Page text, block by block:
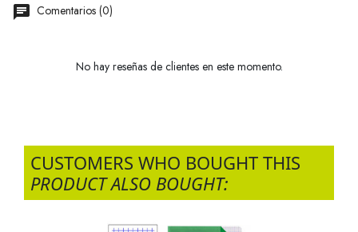
Comentarios (0)
No hay reseñas de clientes en este momento.
CUSTOMERS WHO BOUGHT THIS
PRODUCT ALSO BOUGHT: